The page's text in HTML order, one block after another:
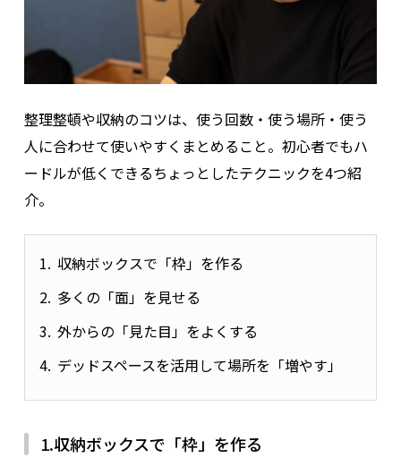
整理整頓や収納のコツは、使う回数・使う場所・使う
人に合わせて使いやすくまとめること。初心者でもハ
ードルが低くできるちょっとしたテクニックを4つ紹
介。
収納ボックスで「枠」を作る
多くの「面」を見せる
外からの「見た目」をよくする
デッドスペースを活用して場所を「増やす」
1.収納ボックスで「枠」を作る